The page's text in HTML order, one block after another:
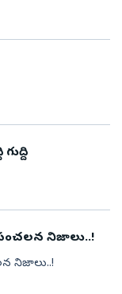
గుద్ది గుద్ది
నిజాలు..!
నిజాలు..!